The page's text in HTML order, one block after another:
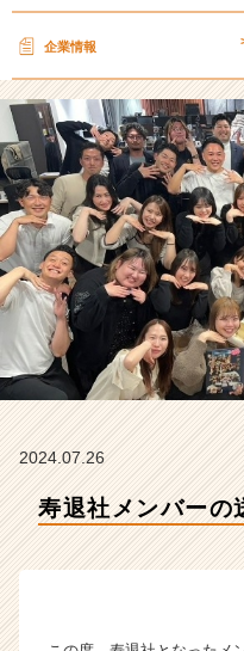
出
【J
H
R
株
式
会
社
の
タ
イ
ム
ラ
イ
チ
企業情報
2024.07.26
寿退社メンバー